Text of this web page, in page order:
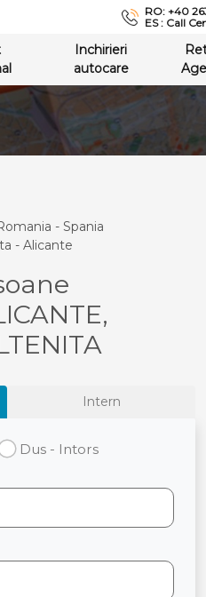
RO: +40
ES : Call
Inchirieri
autocare
- Spania
- Alicante
Intern
Dus - Intors